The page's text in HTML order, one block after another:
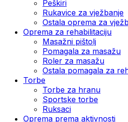
Peškiri
Rukavice za vježbanje
Ostala oprema za
Oprema za rehabilitaciju
Masažni pištolj
Pomagala za masažu
Roler za masažu
Ostala pomagala za
Torbe
Torbe za hranu
Sportske torbe
Ruksaci
Oprema prema aktivnosti